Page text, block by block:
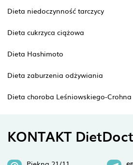
Dieta niedoczynność tarczycy
Dieta cukrzyca ciążowa
Dieta Hashimoto
Dieta zaburzenia odżywiania
Dieta choroba Leśniowskiego-Crohna
KONTAKT